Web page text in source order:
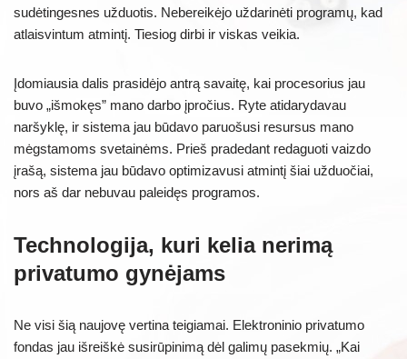
sudėtingesnes užduotis. Nebereikėjo uždarinėti programų, kad
atlaisvintum atmintį. Tiesiog dirbi ir viskas veikia.
Įdomiausia dalis prasidėjo antrą savaitę, kai procesorius jau
buvo „išmokęs” mano darbo įpročius. Ryte atidarydavau
naršyklę, ir sistema jau būdavo paruošusi resursus mano
mėgstamoms svetainėms. Prieš pradedant redaguoti vaizdo
įrašą, sistema jau būdavo optimizavusi atmintį šiai užduočiai,
nors aš dar nebuvau paleidęs programos.
Technologija, kuri kelia nerimą
privatumo gynėjams
Ne visi šią naujovę vertina teigiamai. Elektroninio privatumo
fondas jau išreiškė susirūpinimą dėl galimų pasekmių. „Kai